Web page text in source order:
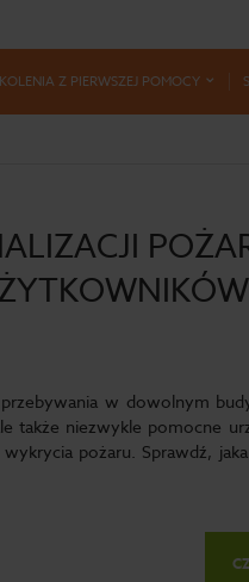
Z PIERWSZEJ POMOCY
w dowolnym
także niezwykle pomocne
pożaru. Sprawdź,